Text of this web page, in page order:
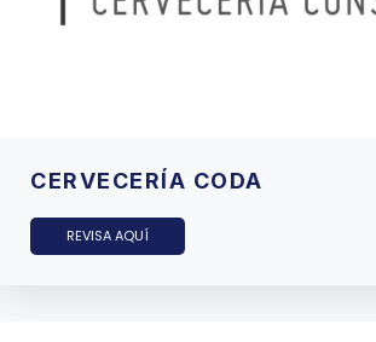
CERVECERÍA CODA
REVISA AQUÍ